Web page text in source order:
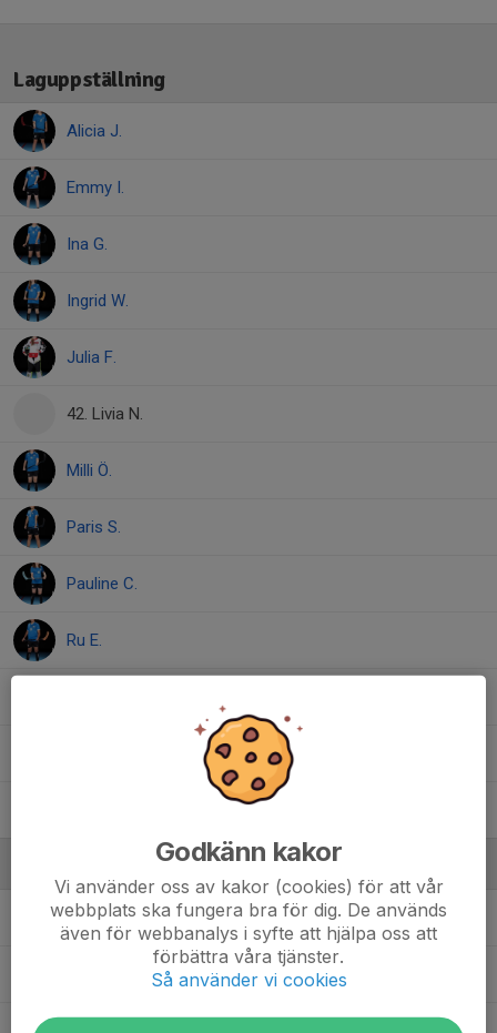
Laguppställning
Alicia J.
Emmy I.
Ina G.
Ingrid W.
Julia F.
42. Livia N.
Milli Ö.
Paris S.
Pauline C.
Ru E.
Emma Jordell Tränare
Fatima AndicLagledare
Godkänn kakor
Vi använder oss av kakor (cookies) för att vår
webbplats ska fungera bra för dig. De används
även för webbanalys i syfte att hjälpa oss att
förbättra våra tjänster.
Så använder vi cookies